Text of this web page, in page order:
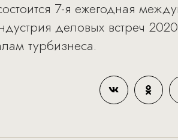
7-я ежегодная
деловых встреч
турбизнеса.